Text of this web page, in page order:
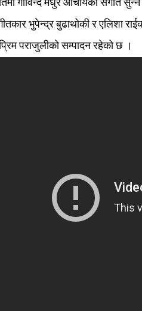
भुपेन्द्र बुढाथोकी र एलिशा
पराजुलीको सम्पादन रहेको छ ।